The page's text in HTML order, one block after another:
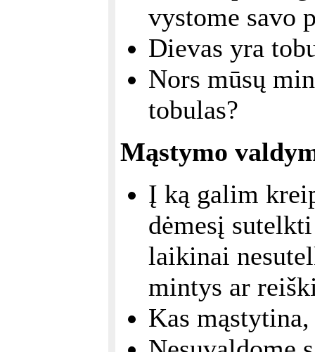
vystome savo
Dievas yra
Nors mūsų
tobulas?
Mąstymo
Į ką galim
dėmesį
laikinai
mintys ar
Kas